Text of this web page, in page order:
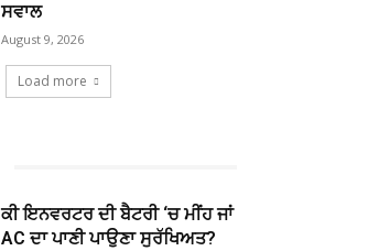
ਸਵਾਲ
August 9, 2026
Load more
ਕੀ ਇਨਵਰਟਰ ਦੀ ਬੈਟਰੀ ‘ਚ ਮੀਂਹ ਜਾਂ
AC ਦਾ ਪਾਣੀ ਪਾਉਣਾ ਸੁਰੱਖਿਅਤ?